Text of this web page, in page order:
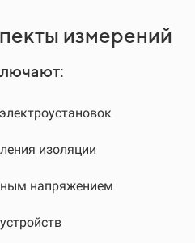
измерений
изоляции
напряжением